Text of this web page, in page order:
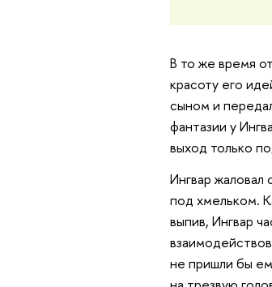
В то же время
красоту его
сыном и
фантазии у
выход только
Ингвар жаловал
под хмельком.
выпив, Ингвар
не пришли бы